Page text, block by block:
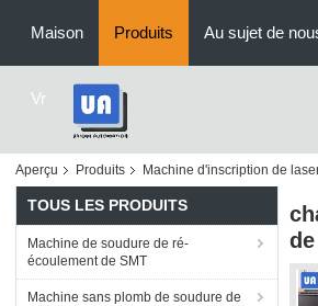
Maison Produits Au sujet de
Vr
Aperçu Produits Machine d'inscription de
TOUS LES PRODUITS
Machine de soudure de ré-
écoulement de SMT
Machine sans plomb de soudure de